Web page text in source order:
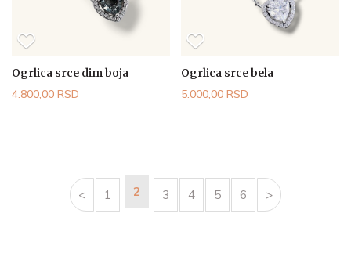
Ogrlica srce dim boja
4.800,00 RSD
Ogrlica srce bela
5.000,00 RSD
< 1 2 3 4 5 6 >